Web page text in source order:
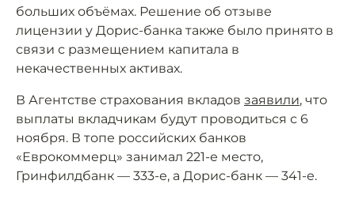
больших объёмах. Решение об отзыве
лицензии у Дорис-банка также было принято в
связи с размещением капитала в
некачественных активах.
В Агентстве страхования вкладов заявили, что
выплаты вкладчикам будут проводиться с 6
ноября. В топе российских банков
«Еврокоммерц» занимал 221-е место,
Гринфилдбанк — 333-е, а Дорис-банк — 341-е.